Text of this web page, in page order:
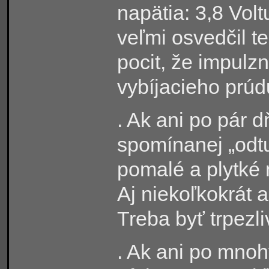
napätia: 3,8
veľmi osvedčil
pocit, že
vybíjacieho
. Ak ani po pár
spomínanej
pomalé a
Aj niekoľkokrát
Treba byť
. Ak ani po